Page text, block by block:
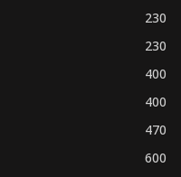
230
230
400
400
470
600